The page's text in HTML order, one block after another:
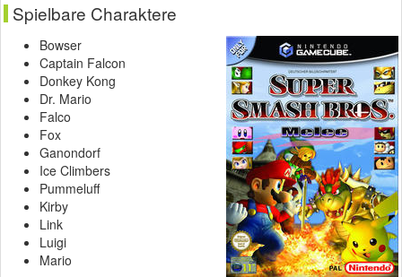
Spielbare Charaktere
Bowser
Captain Falcon
Donkey Kong
Dr. Mario
Falco
Fox
Ganondorf
Ice Climbers
Pummeluff
Kirby
Link
Luigi
Mario